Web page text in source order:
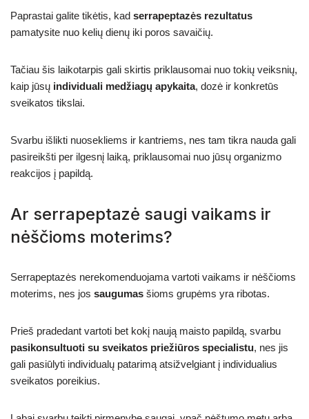
Paprastai galite tikėtis, kad serrapeptazės rezultatus
pamatysite nuo kelių dienų iki poros savaičių.
Tačiau šis laikotarpis gali skirtis priklausomai nuo tokių veiksnių,
kaip jūsų individuali medžiagų apykaita, dozė ir konkretūs
sveikatos tikslai.
Svarbu išlikti nuosekliems ir kantriems, nes tam tikra nauda gali
pasireikšti per ilgesnį laiką, priklausomai nuo jūsų organizmo
reakcijos į papildą.
Ar serrapeptazė saugi vaikams ir
nėščioms moterims?
Serrapeptazės nerekomenduojama vartoti vaikams ir nėščioms
moterims, nes jos saugumas šioms grupėms yra ribotas.
Prieš pradedant vartoti bet kokį naują maisto papildą, svarbu
pasikonsultuoti su sveikatos priežiūros specialistu, nes jis
gali pasiūlyti individualų patarimą atsižvelgiant į individualius
sveikatos poreikius.